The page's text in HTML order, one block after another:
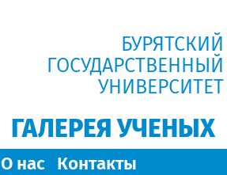
БУРЯТСКИЙ
ГОСУДАРСТВЕННЫЙ
УНИВЕРСИТЕТ
ГАЛЕРЕЯ УЧЕНЫХ
О нас Контакты